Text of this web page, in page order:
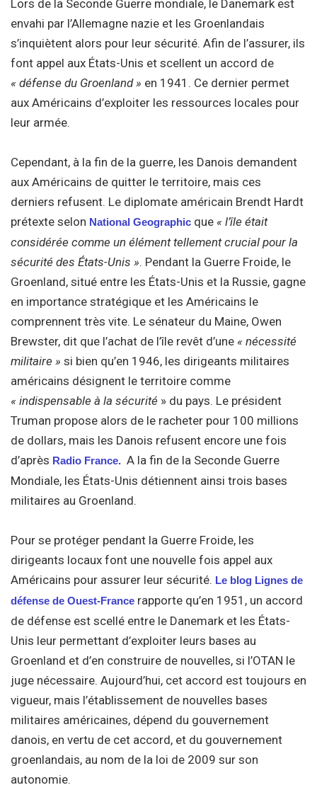
Lors de la Seconde Guerre mondiale, le Danemark est
envahi par l’Allemagne nazie et les Groenlandais
s’inquiètent alors pour leur sécurité. Afin de l’assurer, ils
font appel aux États-Unis et scellent un accord de
« défense du Groenland » en 1941. Ce dernier permet
aux Américains d’exploiter les ressources locales pour
leur armée.
Cependant, à la fin de la guerre, les Danois demandent
aux Américains de quitter le territoire, mais ces
derniers refusent. Le diplomate américain Brendt Hardt
prétexte selon National Geographic que « l’île était
considérée comme un élément tellement crucial pour la
sécurité des États-Unis ». Pendant la Guerre Froide, le
Groenland, situé entre les États-Unis et la Russie, gagne
en importance stratégique et les Américains le
comprennent très vite. Le sénateur du Maine, Owen
Brewster, dit que l’achat de l’île revêt d’une « nécessité
militaire » si bien qu’en 1946, les dirigeants militaires
américains désignent le territoire comme
« indispensable à la sécurité » du pays. Le président
Truman propose alors de le racheter pour 100 millions
de dollars, mais les Danois refusent encore une fois
d’après Radio France. A la fin de la Seconde Guerre
Mondiale, les États-Unis détiennent ainsi trois bases
militaires au Groenland.
Pour se protéger pendant la Guerre Froide, les
dirigeants locaux font une nouvelle fois appel aux
Américains pour assurer leur sécurité. Le blog Lignes de
défense de Ouest-France rapporte qu’en 1951, un accord
de défense est scellé entre le Danemark et les États-
Unis leur permettant d’exploiter leurs bases au
Groenland et d’en construire de nouvelles, si l’OTAN le
juge nécessaire. Aujourd’hui, cet accord est toujours en
vigueur, mais l’établissement de nouvelles bases
militaires américaines, dépend du gouvernement
danois, en vertu de cet accord, et du gouvernement
groenlandais, au nom de la loi de 2009 sur son
autonomie.